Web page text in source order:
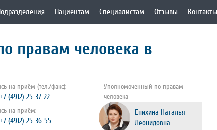
Пациентам Специалистам Отзывы Контакты
правам человека в
на приём (тел./факс):
+7 (4912) 25-37-22
на приём:
+7 (4912) 25-36-55
Уполномоченный по правам
человека
Епихина Наталья
Леонидовна